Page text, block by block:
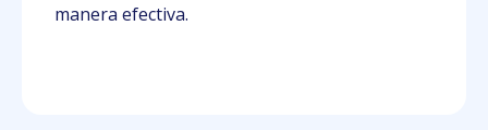
manera efectiva.